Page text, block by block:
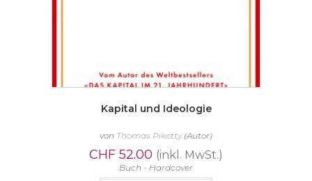
Kapital und Ideologie
von Thomas Piketty(Autor)
CHF 52.00 (inkl. MwSt.)
Buch - Hardcover